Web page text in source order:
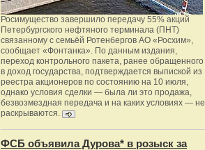
Росимущество завершило передачу 55% акций
Петербургского нефтяного терминала (ПНТ)
связанному с семьёй Ротенбергов АО «Росхим»,
сообщает «Фонтанка». По данным издания,
переход контрольного пакета, ранее обращенного
в доход государства, подтверждается выпиской из
реестра акционеров по состоянию на 10 июля,
однако условия сделки — была ли это продажа,
безвозмездная передача и на каких условиях — не
раскрываются.
ФСБ объявила Дурова* в розыск за